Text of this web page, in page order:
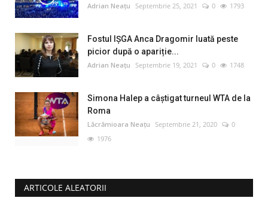
Adrian Neațu Septembrie 25, 2021 0 1793
Fostul IȘGA Anca Dragomir luată peste
picior după o apariție...
Adrian Neațu Septembrie 19, 2021 0 1748
Simona Halep a câştigat turneul WTA de la
Roma
Lăcrămioara Neațu Septembrie 21, 2020
0
1976
ARTICOLE ALEATORII